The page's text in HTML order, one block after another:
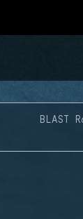
BLAST